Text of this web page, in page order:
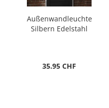
Außenwandleuchte
Silbern Edelstahl
35.95 CHF